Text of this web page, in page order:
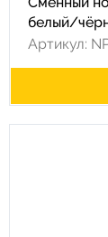
белый/
Артикул: